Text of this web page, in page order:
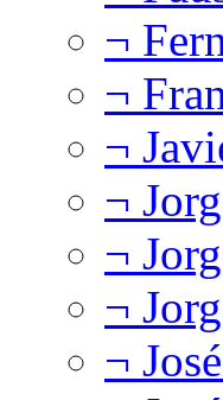
¬
¬
¬
¬
¬
¬
¬